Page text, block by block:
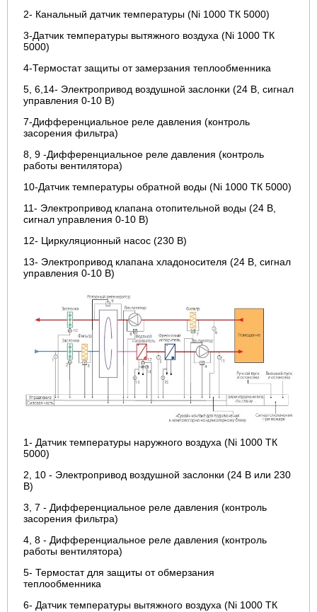
2- Канальный датчик температуры (Ni 1000 ТК 5000)
3-Датчик температуры вытяжного воздуха (Ni 1000 ТК
5000)
4-Термостат защиты от замерзания теплообменника
5, 6,14- Электропривод воздушной заслонки (24 В, сигнал
управления 0-10 В)
7-Дифференциальное реле давления (контроль
засорения фильтра)
8, 9 -Дифференциальное реле давления (контроль
работы вентилятора)
10-Датчик температуры обратной воды (Ni 1000 ТК 5000)
11- Электропривод клапана отопительной воды (24 В,
сигнал управления 0-10 В)
12- Циркуляционный насос (230 В)
13- Электропривод клапана хладоносителя (24 В, сигнал
управления 0-10 В)
1- Датчик температуры наружного воздуха (Ni 1000 ТК
5000)
2, 10 - Электропривод воздушной заслонки (24 В или 230
В)
3, 7 - Дифференциальное реле давления (контроль
засорения фильтра)
4, 8 - Дифференциальное реле давления (контроль
работы вентилятора)
5- Термостат для защиты от обмерзания
теплообменника
6- Датчик температуры вытяжного воздуха (Ni 1000 ТК